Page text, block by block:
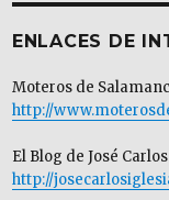
ENLACES DE
Moteros de
http://
El Blog de José Carlos
http://